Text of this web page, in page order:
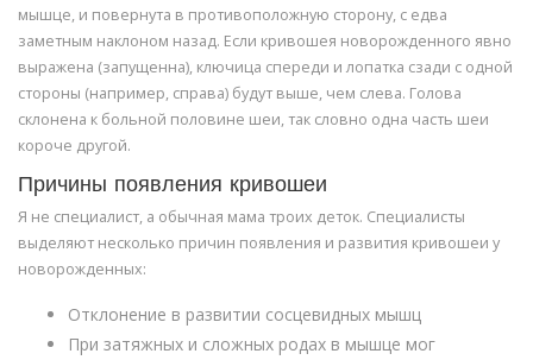
мышце, и повернута в противоположную сторону, с едва
заметным наклоном назад. Если кривошея новорожденного явно
выражена (запущенна), ключица спереди и лопатка сзади с одной
стороны (например, справа) будут выше, чем слева. Голова
склонена к больной половине шеи, так словно одна часть шеи
короче другой.
Причины появления кривошеи
Я не специалист, а обычная мама троих деток. Специалисты
выделяют несколько причин появления и развития кривошеи у
новорожденных:
Отклонение в развитии сосцевидных мышц
При затяжных и сложных родах в мышце мог